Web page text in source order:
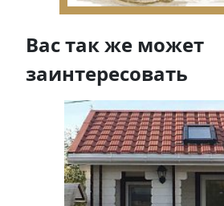
Вас так же может
заинтересовать